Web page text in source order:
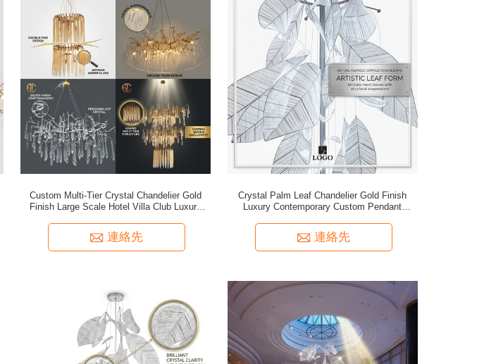
Custom Multi-Tier Crystal Chandelier Gold
Finish Large Scale Hotel Villa Club Luxury
連絡先
Crystal Palm Leaf Chandelier Gold Finish
Luxury Contemporary Custom Pendant
連絡先